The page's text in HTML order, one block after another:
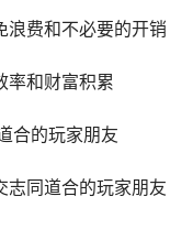
浪费和不必要的开销
率和财富积累
合的玩家朋友
志同道合的玩家朋友